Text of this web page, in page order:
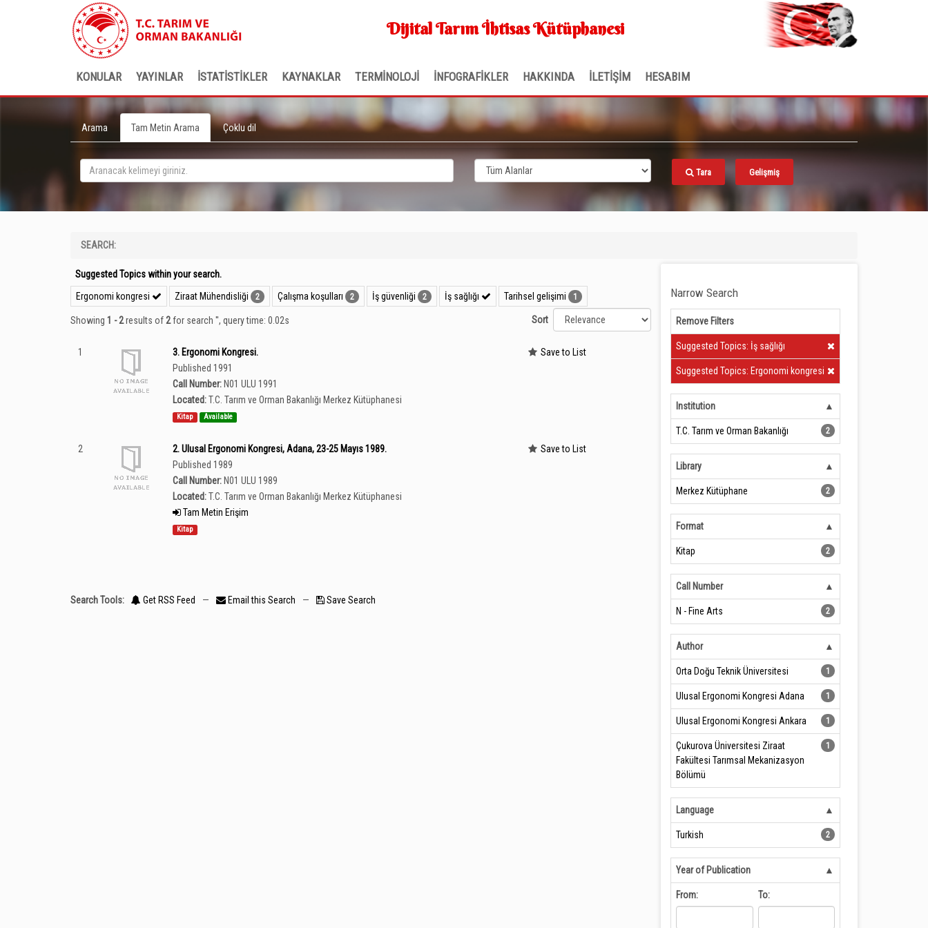
Dijital Tarım İhtisas Kütüphanesi
KONULAR YAYINLAR İSTATİSTİKLER KAYNAKLAR TERMİNOLOJİ İNFOGRAFİKLER HAKKINDA İLETİŞİM HESABIM
Arama Tam Metin Arama Çoklu dil
Tara Gelişmiş
SEARCH:
Suggested Topics within your search.
Ergonomi kongresi
Ziraat Mühendisliği 2 Çalışma koşulları 2 İş güvenliği 2 İş sağlığı Tarihsel gelişimi 1
Showing 1 - 2results of 2for search '', query time: 0.02s Sort
1
3. Ergonomi Kongresi.
Published 1991
Call Number: N01 ULU 1991
Located:T.C. Tarım ve Orman Bakanlığı Merkez Kütüphanesi
Kitap Available
Save to List
2
2. Ulusal Ergonomi Kongresi, Adana, 23-25 Mayıs 1989.
Published 1989
Call Number: N01 ULU 1989
Located:T.C. Tarım ve Orman Bakanlığı Merkez Kütüphanesi
Tam Metin Erişim
Kitap
Save to List
Search Tools: Get RSS Feed — Email this Search — Save Search
Narrow Search
Remove Filters
Clear Filter
Suggested Topics: İş sağlığı
Clear Filter
Suggested Topics: Ergonomi kongresi
Institution
T.C. Tarım ve Orman Bakanlığı 2
Library
Merkez Kütüphane 2
Format
Kitap 2
Call Number
N - Fine Arts 2
Author
Orta Doğu Teknik Üniversitesi 1
Ulusal Ergonomi Kongresi Adana 1
Ulusal Ergonomi Kongresi Ankara 1
Çukurova Üniversitesi Ziraat
Fakültesi Tarımsal Mekanizasyon
Bölümü
1
Language
Turkish 2
Year of Publication
From: To: